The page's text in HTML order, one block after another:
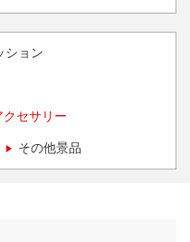
ション
セサリー
その他景品